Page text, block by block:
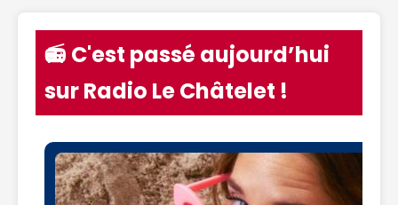
📻 C'est passé aujourd’hui
sur Radio Le Châtelet !